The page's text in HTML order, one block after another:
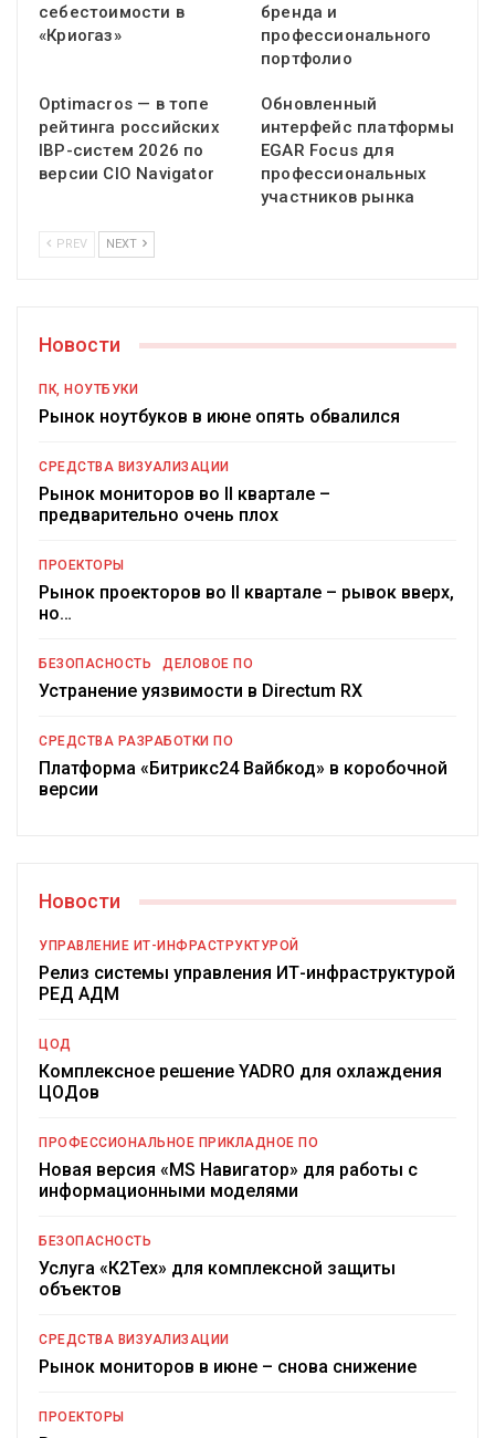
себестоимости в
«Криогаз»
бренда и
профессионального
портфолио
Optimacros — в топе
рейтинга российских
IBP-систем 2026 по
версии CIO Navigator
Обновленный
интерфейс платформы
EGAR Focus для
профессиональных
участников рынка
PREV NEXT
Новости
ПК, НОУТБУКИ
Рынок ноутбуков в июне опять обвалился
СРЕДСТВА ВИЗУАЛИЗАЦИИ
Рынок мониторов во II квартале –
предварительно очень плох
ПРОЕКТОРЫ
Рынок проекторов во II квартале – рывок вверх,
но…
БЕЗОПАСНОСТЬ ДЕЛОВОЕ ПО
Устранение уязвимости в Directum RX
СРЕДСТВА РАЗРАБОТКИ ПО
Платформа «Битрикс24 Вайбкод» в коробочной
версии
Новости
УПРАВЛЕНИЕ ИТ-ИНФРАСТРУКТУРОЙ
Релиз системы управления ИТ-инфраструктурой
РЕД АДМ
ЦОД
Комплексное решение YADRO для охлаждения
ЦОДов
ПРОФЕССИОНАЛЬНОЕ ПРИКЛАДНОЕ ПО
Новая версия «MS Навигатор» для работы с
информационными моделями
БЕЗОПАСНОСТЬ
Услуга «К2Тех» для комплексной защиты
объектов
СРЕДСТВА ВИЗУАЛИЗАЦИИ
Рынок мониторов в июне – снова снижение
ПРОЕКТОРЫ